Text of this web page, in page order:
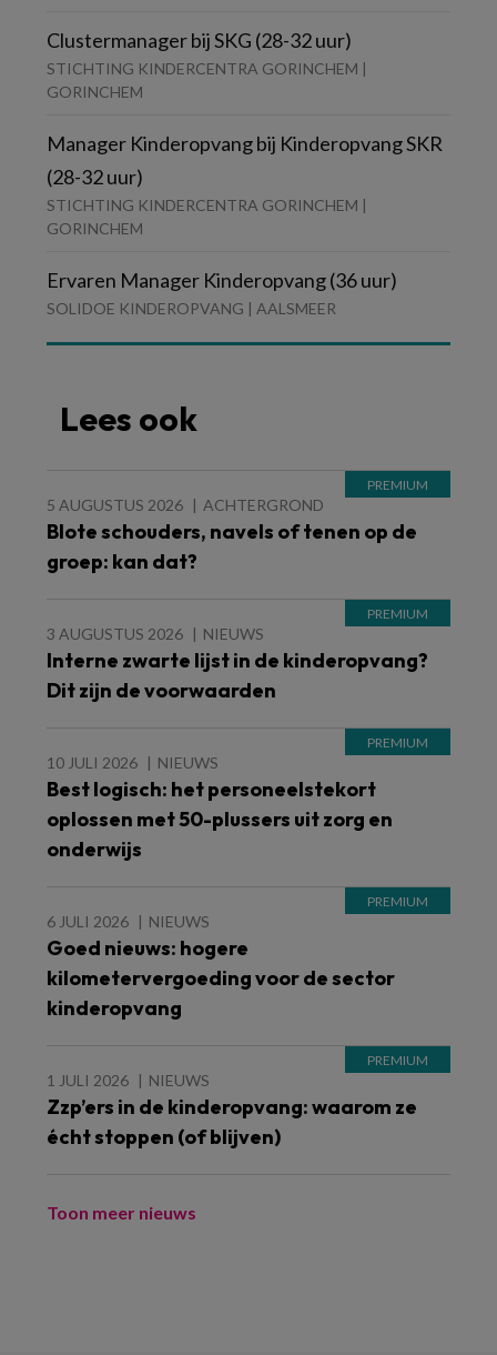
Clustermanager bij SKG (28-32 uur)
STICHTING KINDERCENTRA GORINCHEM |
GORINCHEM
Manager Kinderopvang bij Kinderopvang SKR
(28-32 uur)
STICHTING KINDERCENTRA GORINCHEM |
GORINCHEM
Ervaren Manager Kinderopvang (36 uur)
SOLIDOE KINDEROPVANG | AALSMEER
Lees ook
5 AUGUSTUS 2026 ACHTERGROND
Blote schouders, navels of tenen op de
groep: kan dat?
3 AUGUSTUS 2026 NIEUWS
Interne zwarte lijst in de kinderopvang?
Dit zijn de voorwaarden
10 JULI 2026 NIEUWS
Best logisch: het personeelstekort
oplossen met 50-plussers uit zorg en
onderwijs
6 JULI 2026 NIEUWS
Goed nieuws: hogere
kilometervergoeding voor de sector
kinderopvang
1 JULI 2026 NIEUWS
Zzp’ers in de kinderopvang: waarom ze
écht stoppen (of blijven)
Toon meer nieuws